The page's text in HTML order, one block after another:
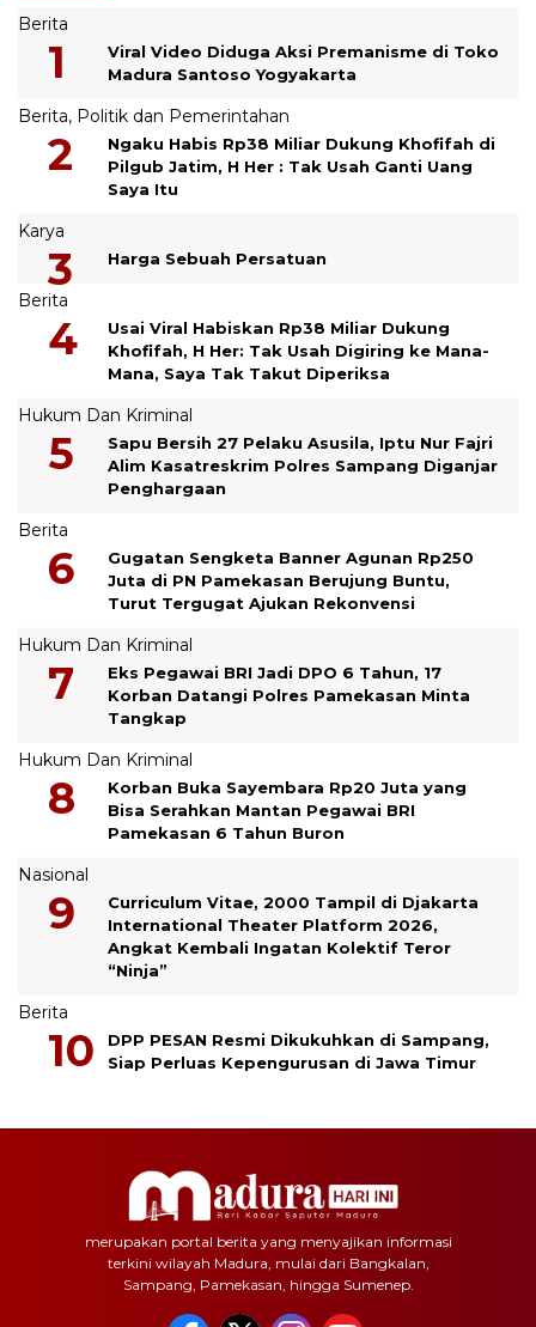
Berita
Viral Video Diduga Aksi Premanisme di Toko
Madura Santoso Yogyakarta
Berita, Politik dan Pemerintahan
Ngaku Habis Rp38 Miliar Dukung Khofifah di
Pilgub Jatim, H Her : Tak Usah Ganti Uang
Saya Itu
Karya
Harga Sebuah Persatuan
Berita
Usai Viral Habiskan Rp38 Miliar Dukung
Khofifah, H Her: Tak Usah Digiring ke Mana-
Mana, Saya Tak Takut Diperiksa
Hukum Dan Kriminal
Sapu Bersih 27 Pelaku Asusila, Iptu Nur Fajri
Alim Kasatreskrim Polres Sampang Diganjar
Penghargaan
Berita
Gugatan Sengketa Banner Agunan Rp250
Juta di PN Pamekasan Berujung Buntu,
Turut Tergugat Ajukan Rekonvensi
Hukum Dan Kriminal
Eks Pegawai BRI Jadi DPO 6 Tahun, 17
Korban Datangi Polres Pamekasan Minta
Tangkap
Hukum Dan Kriminal
Korban Buka Sayembara Rp20 Juta yang
Bisa Serahkan Mantan Pegawai BRI
Pamekasan 6 Tahun Buron
Nasional
Curriculum Vitae, 2000 Tampil di Djakarta
International Theater Platform 2026,
Angkat Kembali Ingatan Kolektif Teror
“Ninja”
Berita
DPP PESAN Resmi Dikukuhkan di Sampang,
Siap Perluas Kepengurusan di Jawa Timur
merupakan portal berita yang menyajikan informasi
terkini wilayah Madura, mulai dari Bangkalan,
Sampang, Pamekasan, hingga Sumenep.